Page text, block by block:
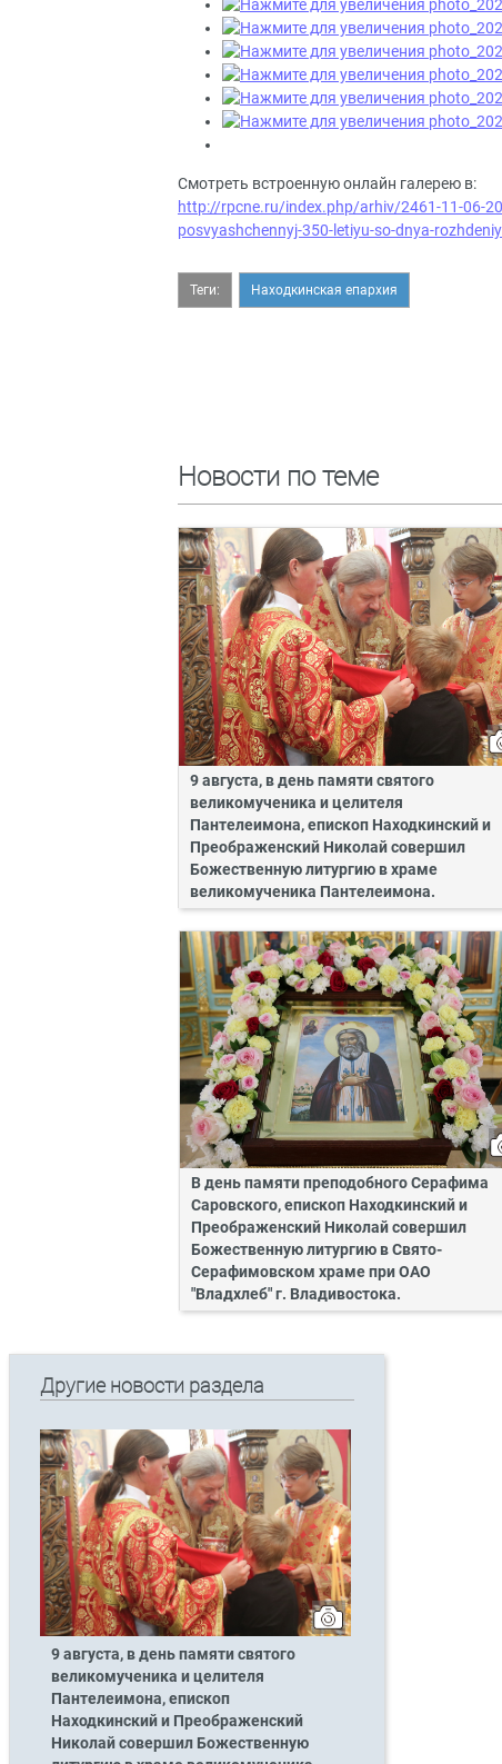
Смотреть встроенную онлайн галерею в:
http://rpcne.ru/index.php/arhiv/2461-11-06-
posvyashchennyj-350-letiyu-so-dnya-
Теги: Находкинская епархия
Новости по теме
9 августа, в день памяти святого
великомученика и целителя
Пантелеимона, епископ Находкинский и
Преображенский Николай совершил
Божественную литургию в храме
великомученика Пантелеимона.
В день памяти преподобного Серафима
Саровского, епископ Находкинский и
Преображенский Николай совершил
Божественную литургию в Свято-
Серафимовском храме при ОАО
"Владхлеб" г. Владивостока.
Другие новости раздела
9 августа, в день памяти святого
великомученика и целителя
Пантелеимона, епископ
Находкинский и Преображенский
Николай совершил Божественную